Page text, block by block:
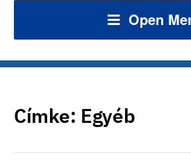
Open
Címke: Egyéb